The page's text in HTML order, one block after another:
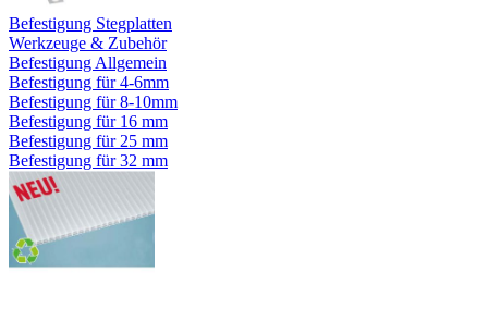
Befestigung Stegplatten
Werkzeuge & Zubehör
Befestigung Allgemein
Befestigung für 4-6mm
Befestigung für 8-10mm
Befestigung für 16 mm
Befestigung für 25 mm
Befestigung für 32 mm